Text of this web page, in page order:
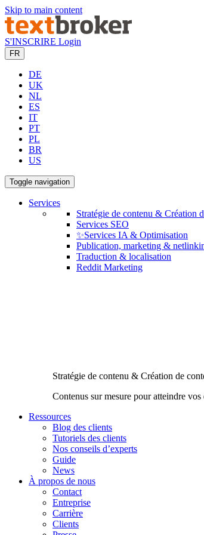
Skip to main content
S'INSCRIRE Login
FR
DE
UK
NL
ES
IT
PT
PL
BR
US
Toggle navigation
Services
Stratégie de contenu & Création
Services SEO
✨Services IA & Optimisation
Publication, marketing &
Traduction & localisation
Reddit Marketing
Stratégie de contenu & Création de
Contenus sur mesure pour atteindre
Ressources
Blog des clients
Tutoriels des clients
Nos conseils d’experts
Guide
News
À propos de nous
Contact
Entreprise
Carrière
Clients